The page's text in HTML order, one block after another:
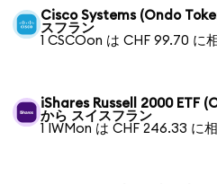
Cisco Systems (Ondo
スフラン
1 CSCOon は CHF 99.70 に
iShares Russell 2000 ETF
から スイスフラン
1 IWMon は CHF 246.33 に